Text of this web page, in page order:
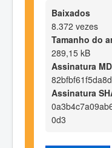
Baixados
8.372 vezes
Tamanho do
289,15 kB
Assinatura
Assinatura
0d3